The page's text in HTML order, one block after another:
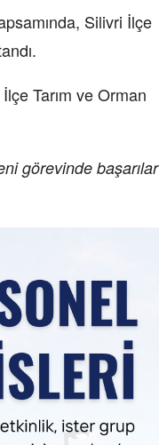
Silivri İlçe
Tarım ve Orman
görevinde başarılar